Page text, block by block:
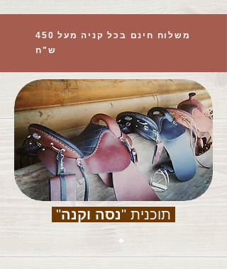
משלוח חינם בכל קניה מעל 450
ש"ח
תוכנית "נסה וקנה"